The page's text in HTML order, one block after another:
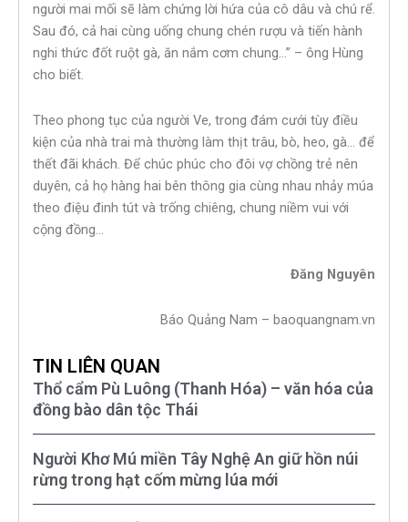
người mai mối sẽ làm chứng lời hứa của cô dâu và chú rể.
Sau đó, cả hai cùng uống chung chén rượu và tiến hành
nghi thức đốt ruột gà, ăn nắm cơm chung…” – ông Hùng
cho biết.
Theo phong tục của người Ve, trong đám cưới tùy điều
kiện của nhà trai mà thường làm thịt trâu, bò, heo, gà… để
thết đãi khách. Để chúc phúc cho đôi vợ chồng trẻ nên
duyên, cả họ hàng hai bên thông gia cùng nhau nhảy múa
theo điệu đinh tút và trống chiêng, chung niềm vui với
cộng đồng…
Đăng Nguyên
Báo Quảng Nam – baoquangnam.vn
TIN LIÊN QUAN
Thổ cẩm Pù Luông (Thanh Hóa) – văn hóa của
đồng bào dân tộc Thái
Người Khơ Mú miền Tây Nghệ An giữ hồn núi
rừng trong hạt cốm mừng lúa mới